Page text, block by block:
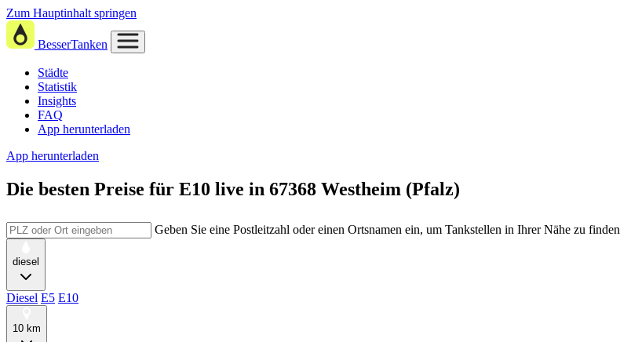
Zum Hauptinhalt springen
BesserTanken
Städte
Statistik
Insights
FAQ
App herunterladen
App herunterladen
Die besten Preise für E10 live in 67368 Westheim (Pfalz)
Geben Sie eine Postleitzahl oder einen Ortsnamen ein, um Tankstellen in Ihrer Nähe zu finden
diesel
Diesel E5 E10
10 km